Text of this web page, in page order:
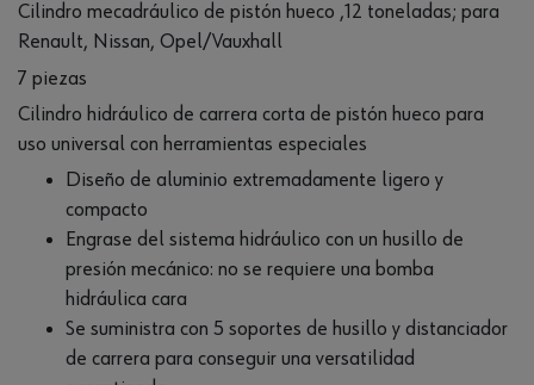
Cilindro mecadráulico de pistón hueco ,12 toneladas; para
Renault, Nissan, Opel/Vauxhall
7 piezas
Cilindro hidráulico de carrera corta de pistón hueco para
uso universal con herramientas especiales
Diseño de aluminio extremadamente ligero y
compacto
Engrase del sistema hidráulico con un husillo de
presión mecánico: no se requiere una bomba
hidráulica cara
Se suministra con 5 soportes de husillo y distanciador
de carrera para conseguir una versatilidad